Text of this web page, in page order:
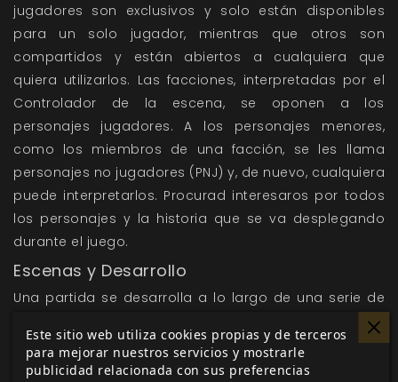
jugadores son exclusivos y solo están disponibles
para un solo jugador, mientras que otros son
compartidos y están abiertos a cualquiera que
quiera utilizarlos. Las facciones, interpretadas por el
Controlador de la escena, se oponen a los
personajes jugadores. A los personajes menores,
como los miembros de una facción, se les llama
personajes no jugadores (PNJ) y, de nuevo, cualquiera
puede interpretarlos. Procurad interesaros por todos
los personajes y la historia que se va desplegando
durante el juego.
Escenas y Desarrollo
Una partida se desarrolla a lo largo de una serie de
escenas. Los jugadores se turnan para ser
Controladores y poder elegir entre varios tipos de
escena: Presentar un nuevo personaje jugador o
Este sitio web utiliza cookies propias y de terceros
para mejorar nuestros servicios y mostrarle
publicidad relacionada con sus preferencias